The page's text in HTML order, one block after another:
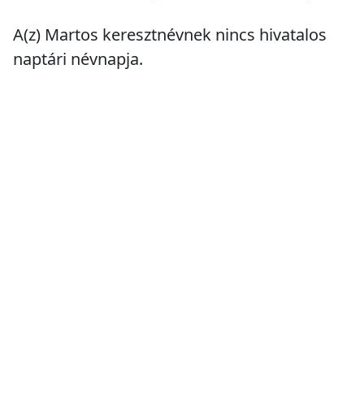
A(z) Martos keresztnévnek nincs hivatalos
naptári névnapja.